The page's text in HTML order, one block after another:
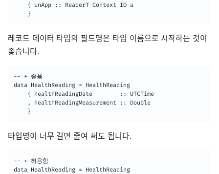
    { unApp :: ReaderT Context IO a
    }
레코드 데이터 타입의 필드명은 타입 이름으로 시작하는 것이
좋습니다.
-- + 좋음
data HealthReading = HealthReading
    { healthReadingDate        :: UTCTime
    , healthReadingMeasurement :: Double
    }
타입명이 너무 길면 줄여 써도 됩니다.
-- + 허용함
data HealthReading = HealthReading